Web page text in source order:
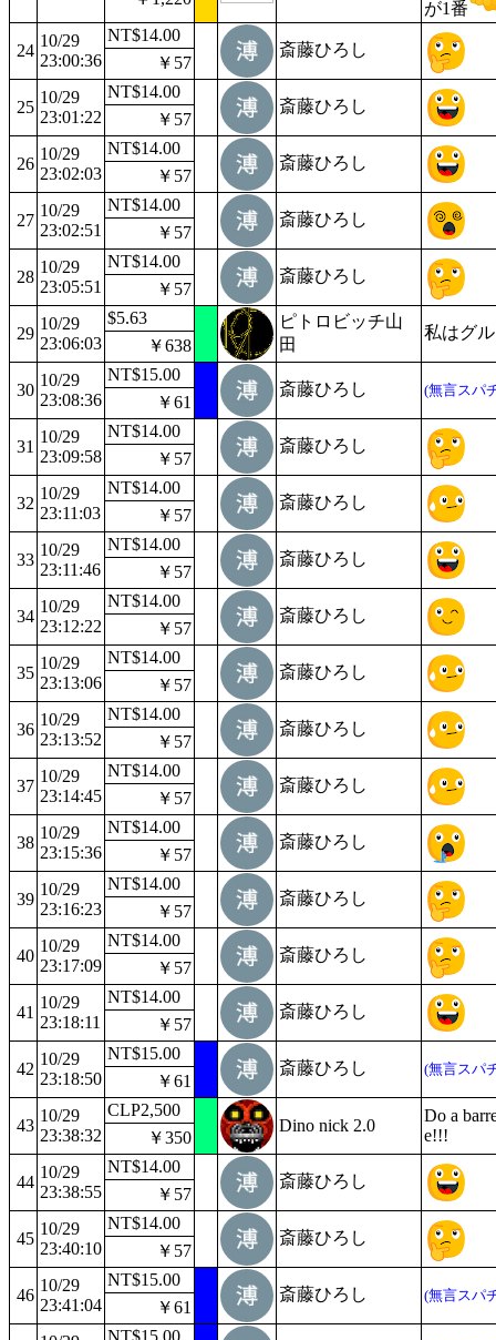
が1番
24
10/29
23:00:36
NT$14.00
斎藤ひろし
￥57
25
10/29
23:01:22
NT$14.00
斎藤ひろし
￥57
26
10/29
23:02:03
NT$14.00
斎藤ひろし
￥57
27
10/29
23:02:51
NT$14.00
斎藤ひろし
￥57
28
10/29
23:05:51
NT$14.00
斎藤ひろし
￥57
29
10/29
23:06:03
$5.63
ピトロビッチ山
田
私はグ
￥638
30
10/29
23:08:36
NT$15.00
斎藤ひろし (無言スパ
￥61
31
10/29
23:09:58
NT$14.00
斎藤ひろし
￥57
32
10/29
23:11:03
NT$14.00
斎藤ひろし
￥57
33
10/29
23:11:46
NT$14.00
斎藤ひろし
￥57
34
10/29
23:12:22
NT$14.00
斎藤ひろし
￥57
35
10/29
23:13:06
NT$14.00
斎藤ひろし
￥57
36
10/29
23:13:52
NT$14.00
斎藤ひろし
￥57
37
10/29
23:14:45
NT$14.00
斎藤ひろし
￥57
38
10/29
23:15:36
NT$14.00
斎藤ひろし
￥57
39
10/29
23:16:23
NT$14.00
斎藤ひろし
￥57
40
10/29
23:17:09
NT$14.00
斎藤ひろし
￥57
41
10/29
23:18:11
NT$14.00
斎藤ひろし
￥57
42
10/29
23:18:50
NT$15.00
斎藤ひろし (無言スパ
￥61
43
10/29
23:38:32
CLP2,500
Dino nick 2.0
Do a
e!!!
￥350
44
10/29
23:38:55
NT$14.00
斎藤ひろし
￥57
45
10/29
23:40:10
NT$14.00
斎藤ひろし
￥57
46
10/29
23:41:04
NT$15.00
斎藤ひろし (無言スパ
￥61
NT$15.00